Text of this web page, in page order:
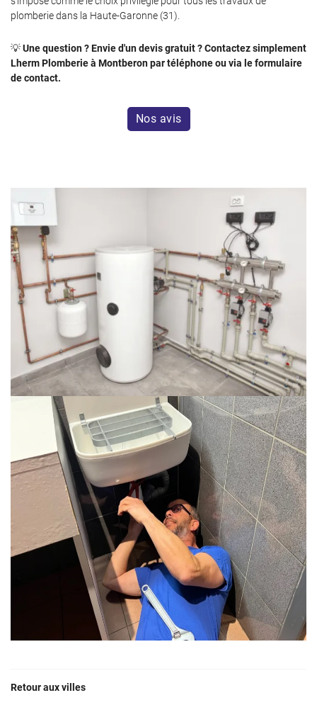
plomberie dans la Haute-Garonne (31).
💡Une question ? Envie d'un devis gratuit ? Contactez simplement
Lherm Plomberie à Montberon par téléphone ou via le formulaire
de contact.
Nos avis
Retour aux villes